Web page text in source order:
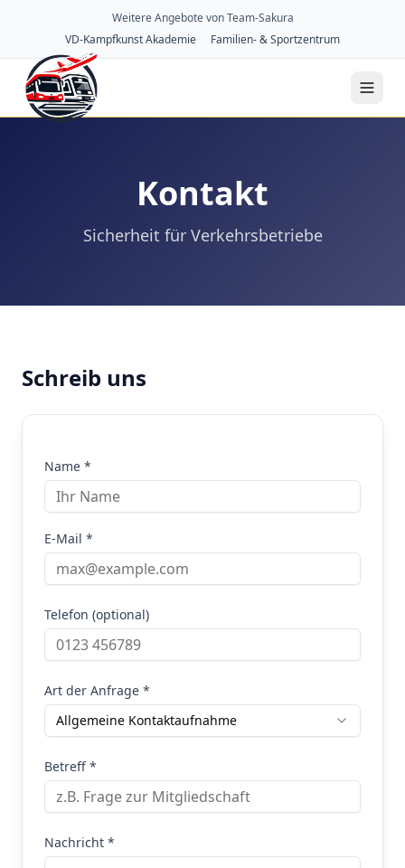
Weitere Angebote von Team-Sakura
VD-Kampfkunst Akademie
Familien- & Sportzentrum
Kontakt
Sicherheit für Verkehrsbetriebe
Schreib uns
Name *
E-Mail *
Telefon (optional)
Art der Anfrage *
Allgemeine Kontaktaufnahme
Betreff *
Nachricht *